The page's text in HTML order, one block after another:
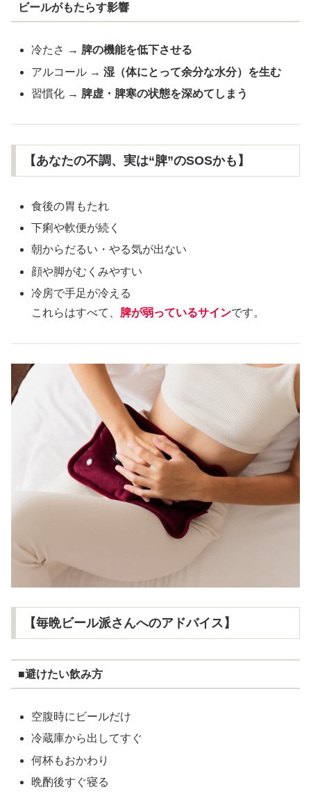
ビールがもたらす影響
冷たさ → 脾の機能を低下させる
アルコール →湿（体にとって余分な水分）を生む
習慣化 → 脾虚・脾寒の状態を深めてしまう
【あなたの不調、実は“脾”のSOSかも】
食後の胃もたれ
下痢や軟便が続く
朝からだるい・やる気が出ない
顔や脚がむくみやすい
冷房で手足が冷える
これらはすべて、 脾が弱っているサインです。
【毎晩ビール派さんへのアドバイス】
■避けたい飲み方
空腹時にビールだけ
冷蔵庫から出してすぐ
何杯もおかわり
晩酌後すぐ寝る